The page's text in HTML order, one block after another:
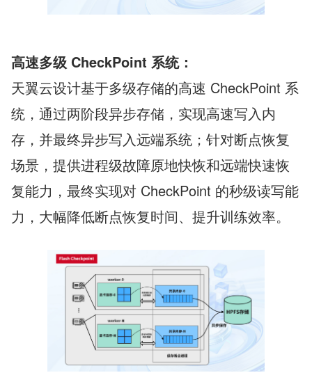
高速多级 CheckPoint 系统：
天翼云设计基于多级存储的高速 CheckPoint 系
统，通过两阶段异步存储，实现高速写入内
存，并最终异步写入远端系统；针对断点恢复
场景，提供进程级故障原地快恢和远端快速恢
复能力，最终实现对 CheckPoint 的秒级读写能
力，大幅降低断点恢复时间、提升训练效率。